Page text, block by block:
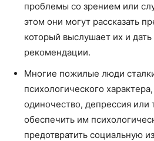
проблемы со зрением или
этом они могут рассказать
который выслушает их и
рекомендации.
Многие пожилые люди
психологического
одиночество, депрессия или
обеспечить им
предотвратить социальную